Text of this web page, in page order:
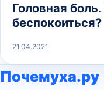
Головная
беспокоиться?
21.04.2021
Почемуха.ру